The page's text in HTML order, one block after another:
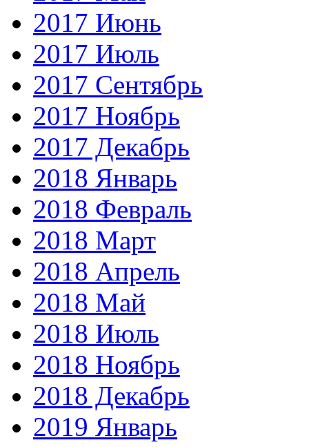
2017 Июнь
2017 Июль
2017 Сентябрь
2017 Ноябрь
2017 Декабрь
2018 Январь
2018 Февраль
2018 Март
2018 Апрель
2018 Май
2018 Июль
2018 Ноябрь
2018 Декабрь
2019 Январь